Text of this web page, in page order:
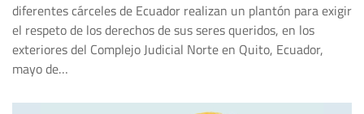
diferentes cárceles de Ecuador realizan un plantón para exigir
el respeto de los derechos de sus seres queridos, en los
exteriores del Complejo Judicial Norte en Quito, Ecuador,
mayo de…